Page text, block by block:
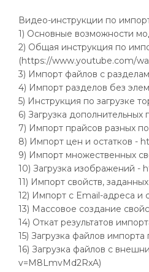
Видео-инструкции по
1) Основные возможности
2) Общая инструкция по
(https://www.youtube.com/
3) Импорт файлов с
4) Импорт разделов без
5) Инструкция по загрузке
6) Загрузка
7) Импорт прайсов разных
8) Импорт цен и остатков -
9) Импорт множественных
10) Загрузка изображений -
11) Импорт свойств,
12) Импорт с Email-адреса
13) Массовое создание
14) Откат результатов
15) Загрузка файлов
16) Загрузка файлов с
v=M8LmvMd2RxA)